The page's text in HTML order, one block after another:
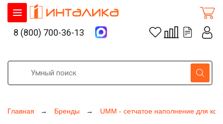
Главная Бренды UMM - сетчатое наполнение для
8 (800) 700-36-13